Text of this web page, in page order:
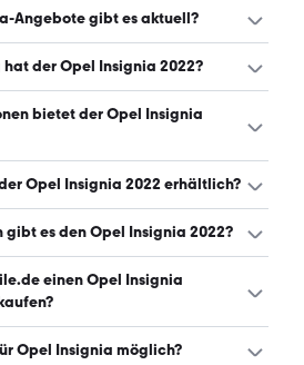
Opel Insignia 2022 liegt zwischen
Angebote gibt es aktuell?
Opel Insignia bei mobile.de, davon
der Opel Insignia 2022?
hat Leistungen zwischen 122 und
bietet der Opel Insignia
ist mit automatischem und
Opel Insignia 2022 erhältlich?
gibt es in folgenden Farben:
(Stand: 10.8.2026)
gibt es den Opel Insignia 2022?
gibt es in folgenden Bauformen:
10.8.2026)
einen Opel Insignia
Verkauf an mobile.de-
Opel Insignia möglich?